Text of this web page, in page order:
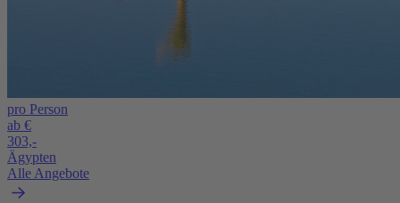
pro Person
ab €
303,-
Ägypten
Alle Angebote